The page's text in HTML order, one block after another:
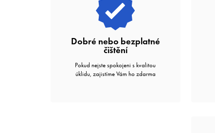
Dobré nebo bezplatné
čištění
Pokud nejste spokojeni s kvalitou
úklidu, zajistíme Vám ho zdarma